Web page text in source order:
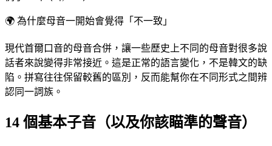
🌍 為什麼母音一開始會覺得「不一致」
現代首爾口音的母音合併，讓一些歷史上不同的母音對很多說
話者來說變得非常接近。這是正常的語言變化，不是韓文的缺
陷。拼寫往往保留較舊的區別，反而能幫你在不同形式之間辨
認同一詞族。
14 個基本子音（以及你該瞄準的聲音）